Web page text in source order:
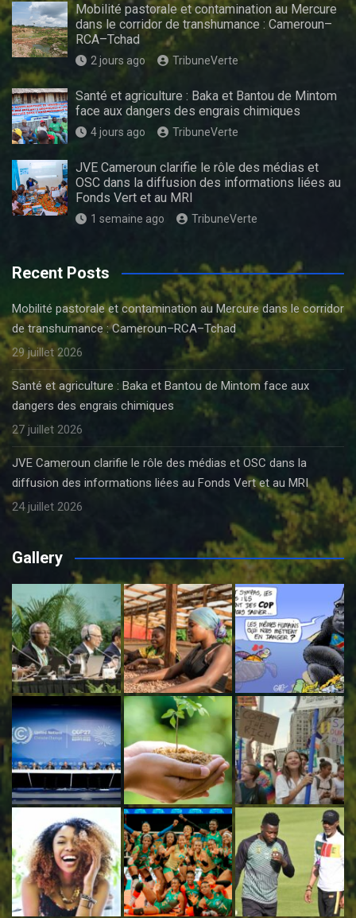
Mobilité pastorale et contamination au Mercure
dans le corridor de transhumance : Cameroun–
RCA–Tchad
2 jours ago TribuneVerte
Santé et agriculture : Baka et Bantou de Mintom
face aux dangers des engrais chimiques
4 jours ago TribuneVerte
JVE Cameroun clarifie le rôle des médias et
OSC dans la diffusion des informations liées au
Fonds Vert et au MRI
1 semaine ago TribuneVerte
Recent Posts
Mobilité pastorale et contamination au Mercure dans le corridor
de transhumance : Cameroun–RCA–Tchad
29 juillet 2026
Santé et agriculture : Baka et Bantou de Mintom face aux
dangers des engrais chimiques
27 juillet 2026
JVE Cameroun clarifie le rôle des médias et OSC dans la
diffusion des informations liées au Fonds Vert et au MRI
24 juillet 2026
Gallery